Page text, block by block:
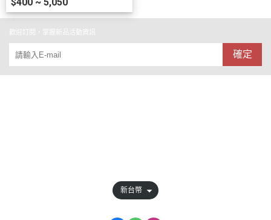
歡迎訂閱，掌握新品活動資訊
確定
新台幣